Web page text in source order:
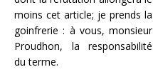
moins cet article; je prends la
goinfrerie : à vous, monsieur
Proudhon, la responsabilité
du terme.